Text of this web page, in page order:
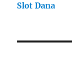
Slot Dana